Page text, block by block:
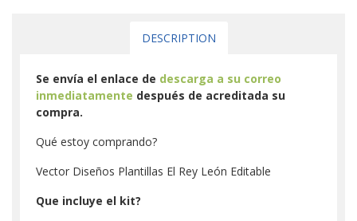
DESCRIPTION
Se envía el enlace de descarga a su correo
inmediatamente después de acreditada su
compra.
Qué estoy comprando?
Vector Diseños Plantillas El Rey León Editable
Que incluye el kit?